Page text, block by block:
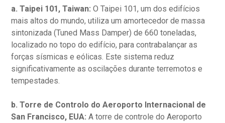
a. Taipei 101, Taiwan: O Taipei 101, um dos edifícios
mais altos do mundo, utiliza um amortecedor de massa
sintonizada (Tuned Mass Damper) de 660 toneladas,
localizado no topo do edifício, para contrabalançar as
forças sísmicas e eólicas. Este sistema reduz
significativamente as oscilações durante terremotos e
tempestades.
b. Torre de Controlo do Aeroporto Internacional de
San Francisco, EUA: A torre de controle do Aeroporto